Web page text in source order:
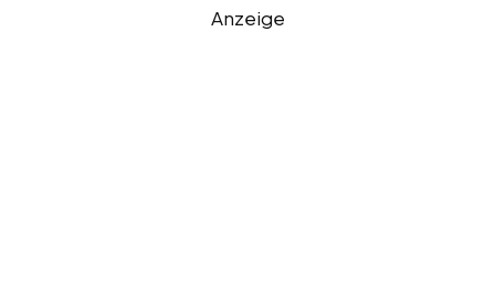
Anzeige